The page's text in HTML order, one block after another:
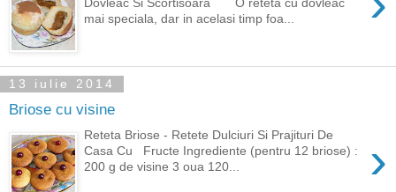
mai speciala, dar in acelasi timp foa...
13 iulie 2014
Briose cu visine
›
Reteta Briose - Retete Dulciuri Si Prajituri De
Casa Cu Fructe Ingrediente (pentru 12 briose) :
200 g de visine 3 oua 120...